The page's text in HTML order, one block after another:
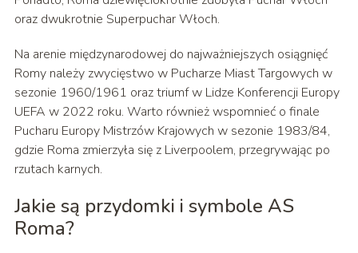
oraz dwukrotnie Superpuchar Włoch.
Na arenie międzynarodowej do najważniejszych osiągnięć
Romy należy zwycięstwo w Pucharze Miast Targowych w
sezonie 1960/1961 oraz triumf w Lidze Konferencji Europy
UEFA w 2022 roku. Warto również wspomnieć o finale
Pucharu Europy Mistrzów Krajowych w sezonie 1983/84,
gdzie Roma zmierzyła się z Liverpoolem, przegrywając po
rzutach karnych.
Jakie są przydomki i symbole AS
Roma?